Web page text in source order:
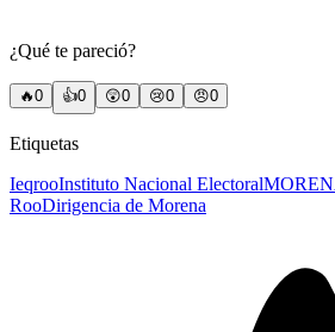
¿Qué te pareció?
🔥0 👍0 😲0 😢0 😠0
Etiquetas
IeqrooInstituto Nacional Electoral
RooDirigencia de Morena